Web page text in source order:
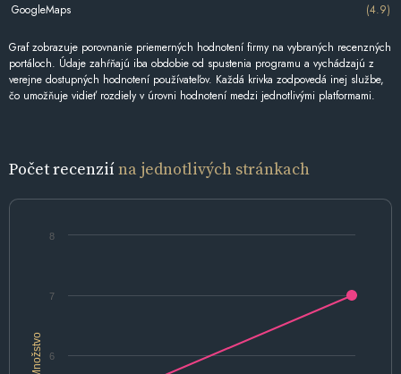
GoogleMaps (4.9)
Graf zobrazuje porovnanie priemerných hodnotení firmy na vybraných recenzných
portáloch. Údaje zahŕňajú iba obdobie od spustenia programu a vychádzajú z
verejne dostupných hodnotení používateľov. Každá krivka zodpovedá inej službe,
čo umožňuje vidieť rozdiely v úrovni hodnotení medzi jednotlivými platformami.
Počet recenziína jednotlivých stránkach
Množstvo 6
7
8